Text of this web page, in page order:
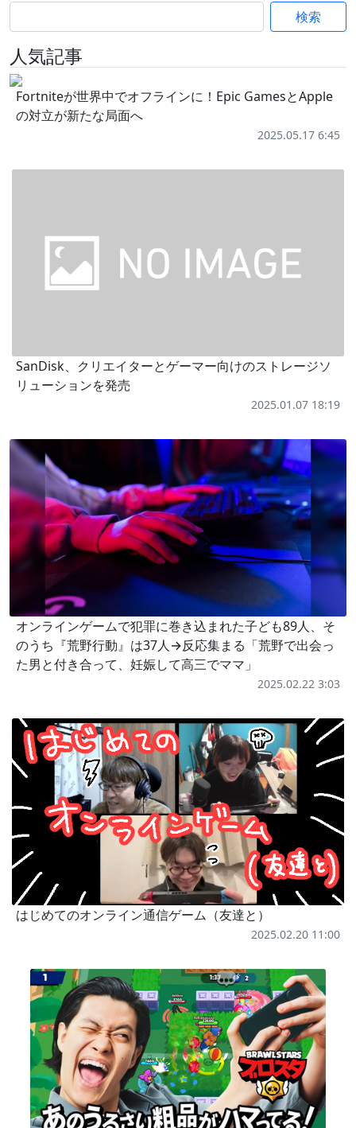
検索
人気記事
Fortniteが世界中でオフラインに！Epic GamesとApple
の対立が新たな局面へ
2025.05.17 6:45
SanDisk、クリエイターとゲーマー向けのストレージソ
リューションを発売
2025.01.07 18:19
オンラインゲームで犯罪に巻き込まれた子ども89人、そ
のうち『荒野行動』は37人→反応集まる「荒野で出会っ
た男と付き合って、妊娠して高三でママ」
2025.02.22 3:03
はじめてのオンライン通信ゲーム（友達と）
2025.02.20 11:00